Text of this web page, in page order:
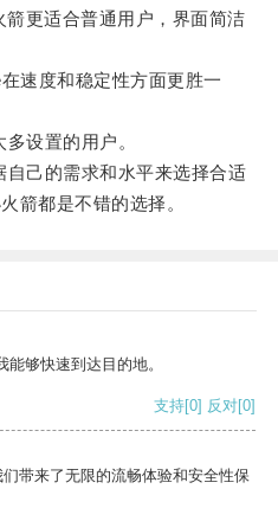
更适合普通用户，界面简洁
度和稳定性方面更胜一
设置的用户。
己的需求和水平来选择合适
箭都是不错的选择。
够快速到达目的地。
支持[0] 反对[0]
带来了无限的流畅体验和安全性保